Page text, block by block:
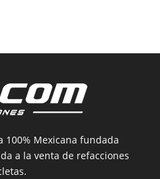
100% Mexicana fundada
a la venta de refacciones